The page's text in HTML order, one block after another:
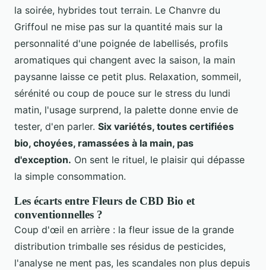
la soirée, hybrides tout terrain. Le Chanvre du
Griffoul ne mise pas sur la quantité mais sur la
personnalité d'une poignée de labellisés, profils
aromatiques qui changent avec la saison, la main
paysanne laisse ce petit plus. Relaxation, sommeil,
sérénité ou coup de pouce sur le stress du lundi
matin, l'usage surprend, la palette donne envie de
tester, d'en parler. Six variétés, toutes certifiées
bio, choyées, ramassées à la main, pas
d'exception. On sent le rituel, le plaisir qui dépasse
la simple consommation.
Les écarts entre Fleurs de CBD Bio et
conventionnelles ?
Coup d'œil en arrière : la fleur issue de la grande
distribution trimballe ses résidus de pesticides,
l'analyse ne ment pas, les scandales non plus depuis